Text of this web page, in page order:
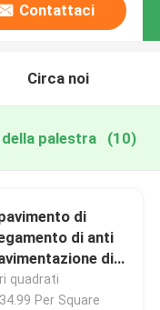
Contattaci
Circa noi
palestra (10)
di
di anti
di
alta densità
quadrati
Per Square